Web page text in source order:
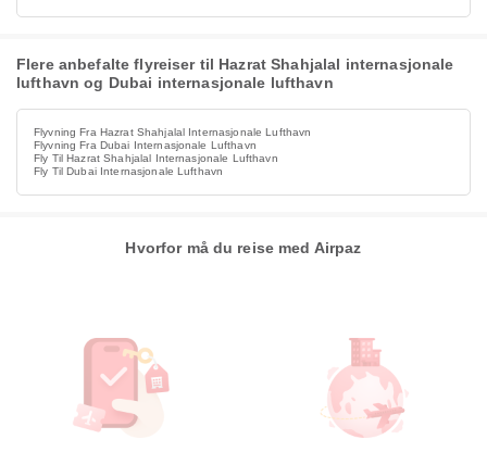
Flere anbefalte flyreiser til Hazrat Shahjalal internasjonale
lufthavn og Dubai internasjonale lufthavn
Flyvning Fra Hazrat Shahjalal Internasjonale Lufthavn
Flyvning Fra Dubai Internasjonale Lufthavn
Fly Til Hazrat Shahjalal Internasjonale Lufthavn
Fly Til Dubai Internasjonale Lufthavn
Hvorfor må du reise med Airpaz